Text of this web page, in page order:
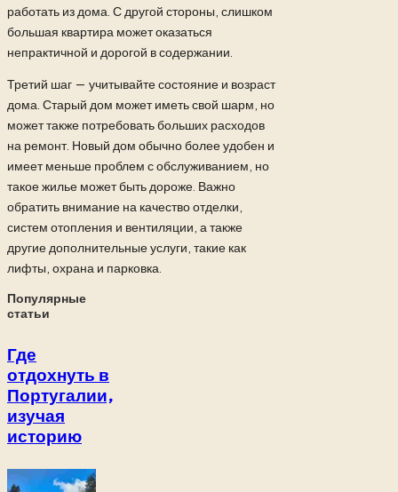
работать из дома. С другой стороны, слишком
большая квартира может оказаться
непрактичной и дорогой в содержании.
Третий шаг — учитывайте состояние и возраст
дома. Старый дом может иметь свой шарм, но
может также потребовать больших расходов
на ремонт. Новый дом обычно более удобен и
имеет меньше проблем с обслуживанием, но
такое жилье может быть дороже. Важно
обратить внимание на качество отделки,
систем отопления и вентиляции, а также
другие дополнительные услуги, такие как
лифты, охрана и парковка.
Популярные
статьи
Где
отдохнуть в
Португалии,
изучая
историю